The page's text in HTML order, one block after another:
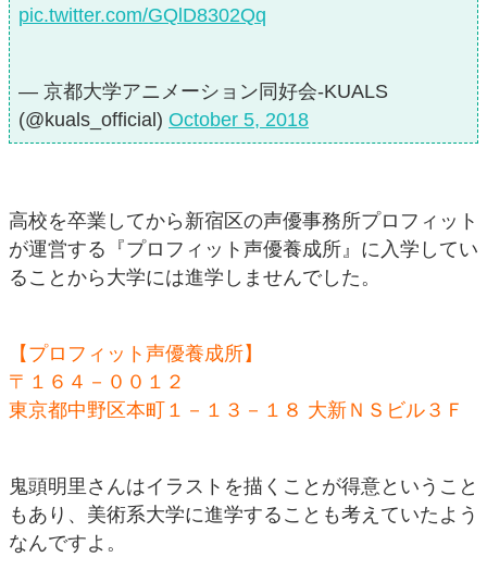
pic.twitter.com/GQlD8302Qq
— 京都大学アニメーション同好会-KUALS
(@kuals_official) October 5, 2018
高校を卒業してから新宿区の声優事務所プロフィット
が運営する『プロフィット声優養成所』に入学してい
ることから大学には進学しませんでした。
【プロフィット声優養成所】
〒１６４－００１２
東京都中野区本町１－１３－１８ 大新ＮＳビル３Ｆ
鬼頭明里さんはイラストを描くことが得意ということ
もあり、美術系大学に進学することも考えていたよう
なんですよ。